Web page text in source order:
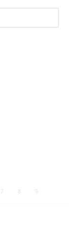
7 8 9